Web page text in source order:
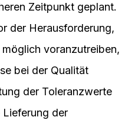
Zeitpunkt geplant.
der Herausforderung,
voranzutreiben,
bei der Qualität
der Toleranzwerte
der